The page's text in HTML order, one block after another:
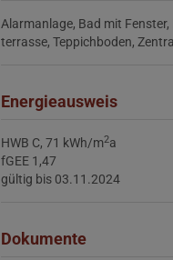
Alarmanlage Bad mit Fenster
terrasse Teppichboden
Energieausweis
HWB C, 71 kWh/m2a
fGEE 1,47
gültig bis 03.11.2024
Dokumente